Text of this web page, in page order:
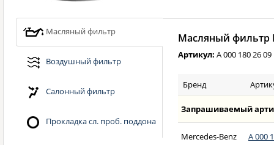
Масляный фильтр
Воздушный фильтр
Салонный фильтр
Прокладка сл. проб. поддона
Масляный фильтр
Артикул: A 000 180 26 09
Бренд
Запрашиваемый
Mercedes-Benz A 000